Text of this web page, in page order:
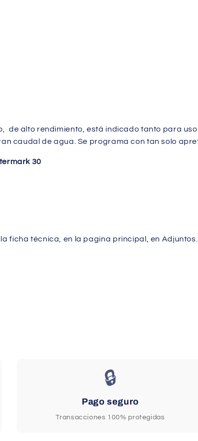
de alto rendimiento, está indicado tanto para
caudal de agua. Se programa con tan solo
30
ficha técnica, en la pagina principal, en Adjuntos.
🔒
Pago seguro
Transacciones 100% protegidas